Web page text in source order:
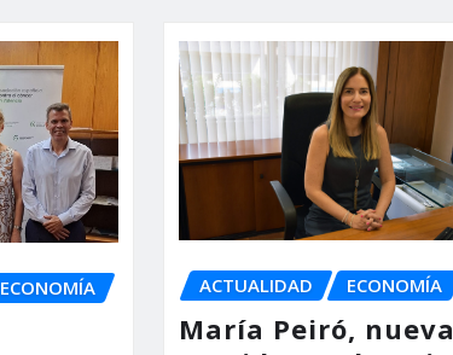
ECONOMÍA
ACTUALIDAD ECONOMÍA
María Peiró, nueva